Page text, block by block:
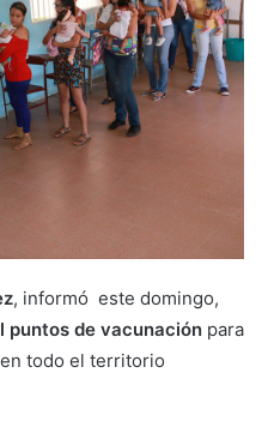
, informó este domingo,
puntos de vacunación para
todo el territorio